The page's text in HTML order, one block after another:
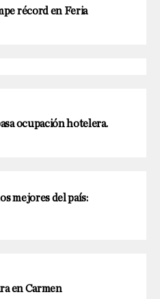
récord en Feria
ocupación hotelera.
mejores del país:
en Carmen